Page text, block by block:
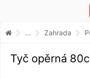
... Zahrada
Tyč opěrná